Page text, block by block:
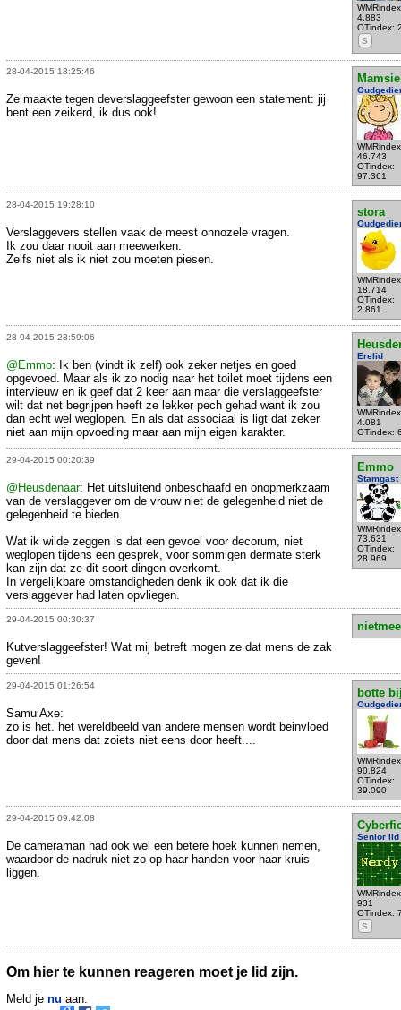
4.883
OTindex:
S
28-04-2015 18:25:46
Mamsie
46.743
OTindex:
97.361
Ze maakte tegen deverslaggeefster gewoon een statement: jij
bent een zeikerd, ik dus ook!
28-04-2015 19:28:10
stora
18.714
OTindex:
2.861
Verslaggevers stellen vaak de meest onnozele vragen.
Ik zou daar nooit aan meewerken.
Zelfs niet als ik niet zou moeten piesen.
28-04-2015 23:59:06
Erelid
4.081
OTindex:
@Emmo: Ik ben (vindt ik zelf) ook zeker netjes en goed
opgevoed. Maar als ik zo nodig naar het toilet moet tijdens een
intervieuw en ik geef dat 2 keer aan maar die verslaggeefster
wilt dat net begrijpen heeft ze lekker pech gehad want ik zou
dan echt wel weglopen. En als dat associaal is ligt dat zeker
niet aan mijn opvoeding maar aan mijn eigen karakter.
29-04-2015 00:20:39
Emmo
Stamgast
73.631
OTindex:
28.969
@Heusdenaar: Het uitsluitend onbeschaafd en onopmerkzaam
van de verslaggever om de vrouw niet de gelegenheid niet de
gelegenheid te bieden.
Wat ik wilde zeggen is dat een gevoel voor decorum, niet
weglopen tijdens een gesprek, voor sommigen dermate sterk
kan zijn dat ze dit soort dingen overkomt.
In vergelijkbare omstandigheden denk ik ook dat ik die
verslaggever had laten opvliegen.
29-04-2015 00:30:37
Kutverslaggeefster! Wat mij betreft mogen ze dat mens de zak
geven!
29-04-2015 01:26:54
botte
90.824
OTindex:
39.090
SamuiAxe:
zo is het. het wereldbeeld van andere mensen wordt beinvloed
door dat mens dat zoiets niet eens door heeft....
29-04-2015 09:42:08
Senior lid
931
OTindex:
S
De cameraman had ook wel een betere hoek kunnen nemen,
waardoor de nadruk niet zo op haar handen voor haar kruis
liggen.
Om hier te kunnen reageren moet je lid zijn.
Meld je nu aan.